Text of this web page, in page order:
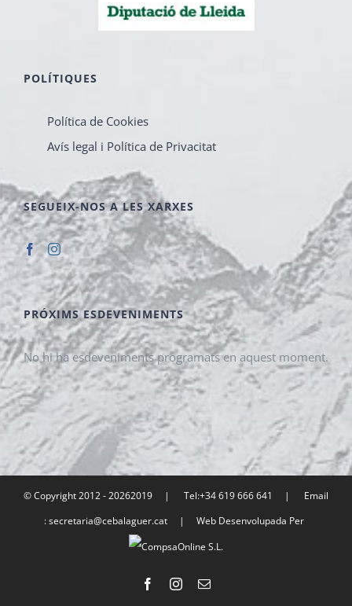
POLÍTIQUES
Política de Cookies
Avís legal i Política de Privacitat
SEGUEIX-NOS A LES XARXES
PRÓXIMS ESDEVENIMENTS
No hi ha esdeveniments programats en aquest moment.
© Copyright 2012 -20262019 | Tel:+34 619 666 641 | Email
: secretaria@cebalaguer.cat | Web Desenvolupada Per
FacebookInstagram
Email